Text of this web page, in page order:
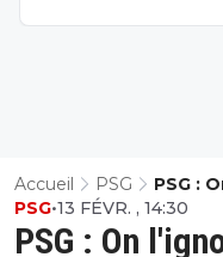
Accueil PSG
PSG :
Bayern
PSG : On
PSG•13 FÉVR. , 14:30